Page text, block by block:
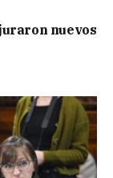
nuevos